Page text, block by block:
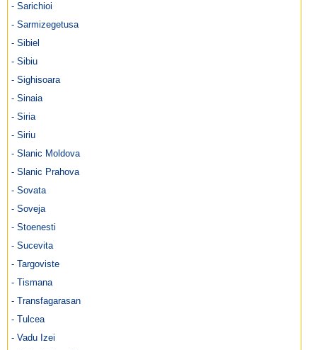
- Sarichioi
- Sarmizegetusa
- Sibiel
- Sibiu
- Sighisoara
- Sinaia
- Siria
- Siriu
- Slanic Moldova
- Slanic Prahova
- Sovata
- Soveja
- Stoenesti
- Sucevita
- Targoviste
- Tismana
- Transfagarasan
- Tulcea
- Vadu Izei